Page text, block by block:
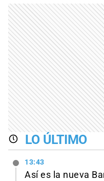
LO ÚLTIMO
13:43
Así es la nueva